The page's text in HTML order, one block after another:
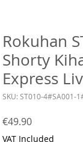
Rokuhan
Shorty
Express
SKU: ST010-4#SA001-
€49.90Price
VAT Included